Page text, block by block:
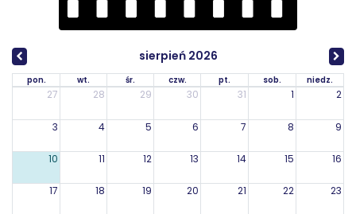
sierpień 2026
pon. wt. śr. czw. pt. sob. niedz.
27 28 29 30 31 1 2
3 4 5 6 7 8 9
10 11 12 13 14 15 16
17 18 19 20 21 22 23